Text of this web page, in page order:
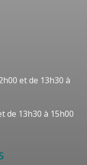
et de 13h30 à
de 13h30 à 15h00